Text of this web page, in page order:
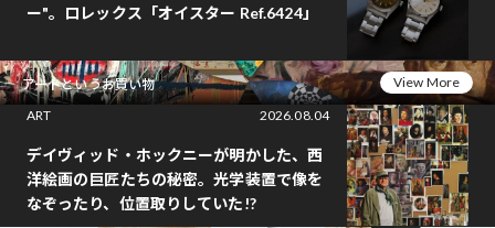
ー"。ロレックス「オイスター Ref.6424」
アートというお買い物
View More
ART
2026.08.04
デイヴィッド・ホックニーが明かした、西
洋絵画の巨匠たちの秘密。光学装置で像を
なぞったり、位置取りしていた!?